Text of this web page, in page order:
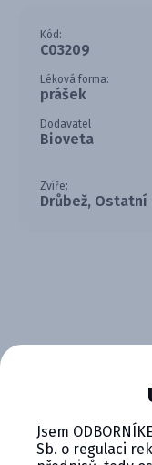
Kód:
C03209
Léková forma:
prášek
Dodavatel
Bioveta
Zvíře:
Drůbež, Ostatní
Prášek pro drůbež
Jsem
Sb. o regulaci